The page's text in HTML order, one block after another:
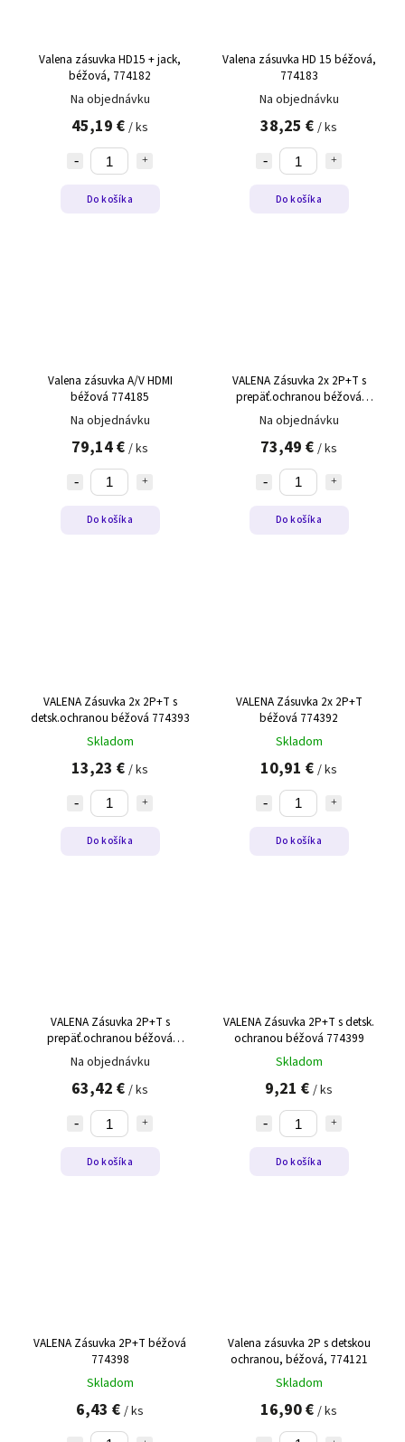
Valena zásuvka HD15 + jack,
béžová, 774182
Na objednávku
45,19 € / ks
Do košíka
Valena zásuvka HD 15 béžová,
774183
Na objednávku
38,25 € / ks
Do košíka
Valena zásuvka A/V HDMI
béžová 774185
Na objednávku
79,14 € / ks
Do košíka
VALENA Zásuvka 2x 2P+T s
prepäť.ochranou béžová
S74392
Na objednávku
73,49 € / ks
Do košíka
VALENA Zásuvka 2x 2P+T s
detsk.ochranou béžová 774393
Skladom
13,23 € / ks
Do košíka
VALENA Zásuvka 2x 2P+T
béžová 774392
Skladom
10,91 € / ks
Do košíka
VALENA Zásuvka 2P+T s
prepäť.ochranou béžová
S74398
Na objednávku
63,42 € / ks
Do košíka
VALENA Zásuvka 2P+T s detsk.
ochranou béžová 774399
Skladom
9,21 € / ks
Do košíka
VALENA Zásuvka 2P+T béžová
774398
Skladom
6,43 € / ks
Valena zásuvka 2P s detskou
ochranou, béžová, 774121
Skladom
16,90 € / ks